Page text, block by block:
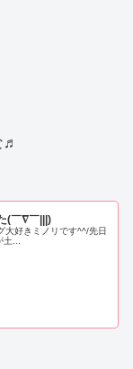
♬
(￣∇￣|||)
大好きミノリです^^/先日
...